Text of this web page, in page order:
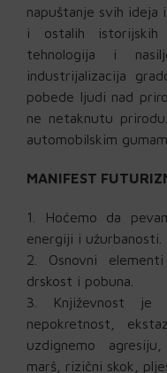
napuštanje svih ideja
i ostalih istorijskih
tehnologija i
industrijalizacija
pobede ljudi nad
ne netaknutu
automobilskim
MANIFEST
Hoćemo da
energiji i užurbanosti.
Osnovni
drskost i pobuna.
Književnost je
nepokretnost,
uzdignemo
marš, rizični skok,